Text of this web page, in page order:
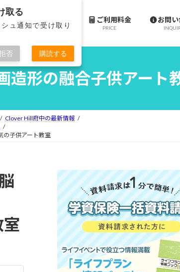
FACILITY
ご利用料金
PRICE
お問
造形の融合子供アート
Clover Hill府中の最新情報
の子供アート教室
取る
ュ通知で受け取り
否 購読する